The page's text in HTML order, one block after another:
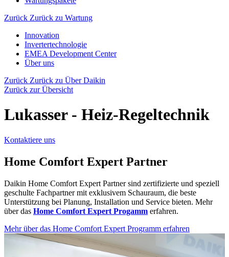
Zurück Zurück zu Wartung
Innovation
Invertertechnologie
EMEA Development Center
Über uns
Zurück Zurück zu Über Daikin
Zurück zur Übersicht
Lukasser - Heiz-Regeltechnik
Kontaktiere uns
Home Comfort Expert Partner
Daikin Home Comfort Expert Partner sind zertifizierte und speziell
geschulte Fachpartner mit exklusivem Schauraum, die beste
Unterstützung bei Planung, Installation und Service bieten. Mehr
über das Home Comfort Expert Progamm erfahren.
Mehr über das Home Comfort Expert Programm erfahren